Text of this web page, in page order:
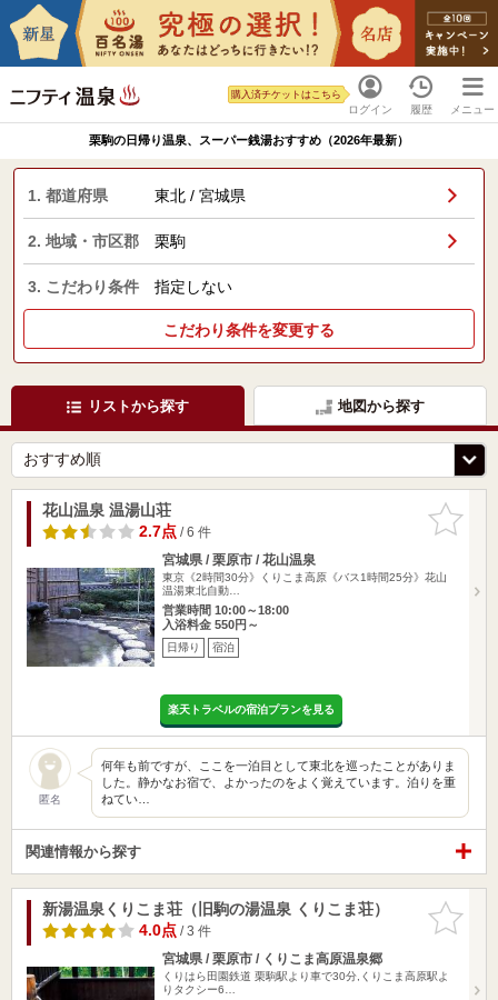
ログイン
購入済チケットはこちら
履歴 メニュー
栗駒の日帰り温泉、スーパー銭湯おすすめ（2026年最新）
1. 都道府県 東北 / 宮城県
2. 地域・市区郡 栗駒
3. こだわり条件 指定しない
こだわり条件を変更する
リストから探す 地図から探す
お気に入
りに追加
花山温泉 温湯山荘
2.7点/ 6 件
宮城県 / 栗原市 / 花山温泉
東京《2時間30分》くりこま高原《バス1時間25分》花山
温湯東北自動…
営業時間 10:00～18:00
入浴料金 550円～
日帰り 宿泊
楽天トラベルの宿泊プランを見る
匿名
何年も前ですが、ここを一泊目として東北を巡ったことがありま
した。静かなお宿で、よかったのをよく覚えています。泊りを重
ねてい…
関連情報から探す
お気に入
りに追加
新湯温泉くりこま荘（旧駒の湯温泉 くりこま荘）
4.0点/ 3 件
宮城県 / 栗原市 / くりこま高原温泉郷
くりはら田園鉄道 栗駒駅より車で30分,くりこま高原駅よ
りタクシー6…